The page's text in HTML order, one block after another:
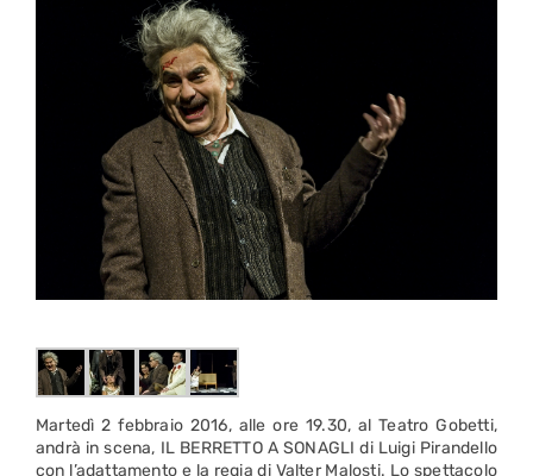
Martedì 2 febbraio 2016, alle ore 19.30, al Teatro Gobetti,
andrà in scena, IL BERRETTO A SONAGLI di Luigi Pirandello
con l’adattamento e la regia di Valter Malosti. Lo spettacolo